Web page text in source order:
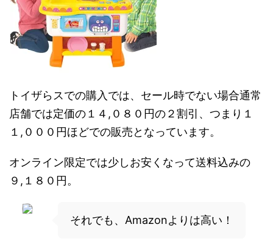
トイザらスでの購入では、セール時でない場合通常
店舗では定価の１４,０８０円の２割引、つまり１
１,０００円ほどでの販売となっています。
オンライン限定では少しお安くなって送料込みの
９,１８０円。
それでも、Amazonよりは高い！